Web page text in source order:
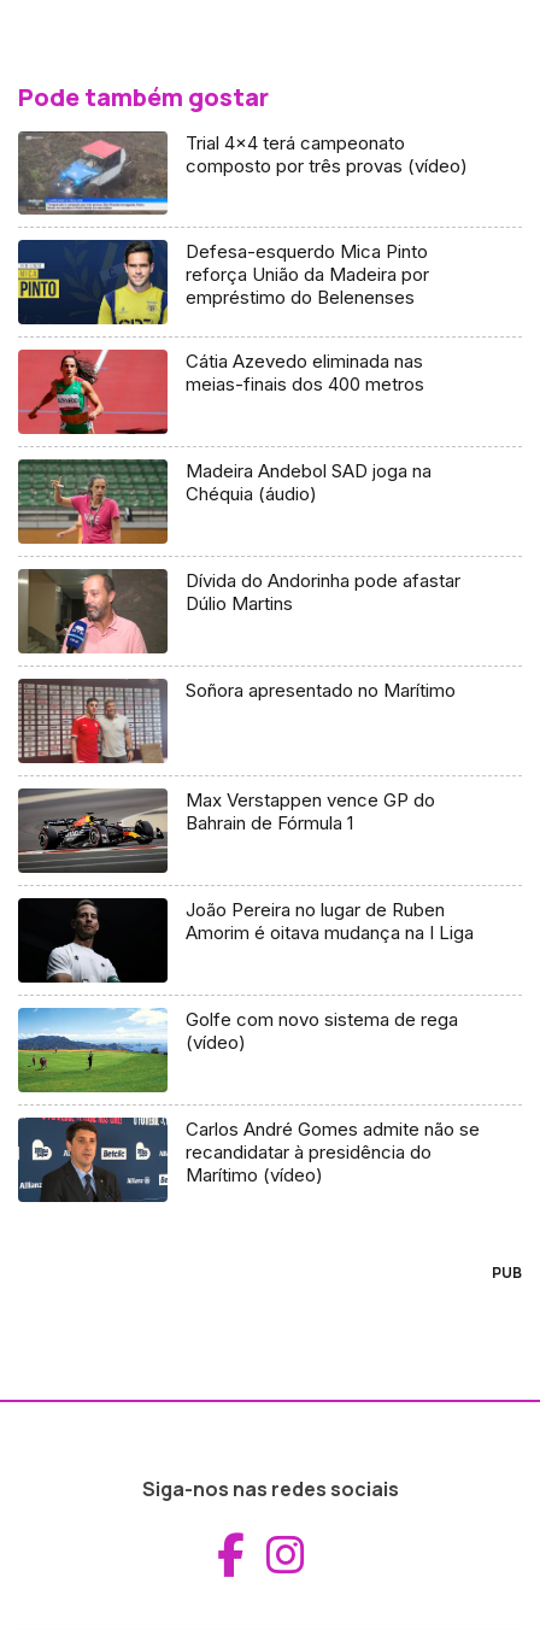
Pode também gostar
Trial 4×4 terá campeonato
composto por três provas (vídeo)
Defesa-esquerdo Mica Pinto
reforça União da Madeira por
empréstimo do Belenenses
Cátia Azevedo eliminada nas
meias-finais dos 400 metros
Madeira Andebol SAD joga na
Chéquia (áudio)
Dívida do Andorinha pode afastar
Dúlio Martins
Soñora apresentado no Marítimo
Max Verstappen vence GP do
Bahrain de Fórmula 1
João Pereira no lugar de Ruben
Amorim é oitava mudança na I Liga
Golfe com novo sistema de rega
(vídeo)
Carlos André Gomes admite não se
recandidatar à presidência do
Marítimo (vídeo)
PUB
Siga-nos nas redes sociais
Aceder ao